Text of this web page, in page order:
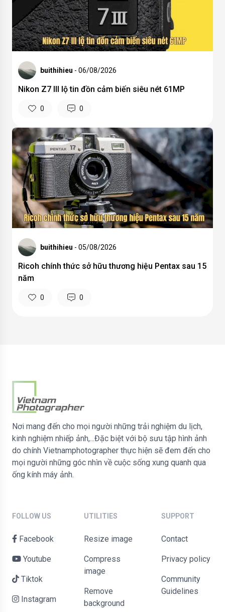
buithihieu - 06/08/2026
Nikon Z7 III lộ tin đồn cảm biến siêu nét 61MP
0 0
buithihieu - 05/08/2026
Ricoh chính thức sở hữu thương hiệu Pentax sau 15
năm
0 0
Nơi mang đến cho mọi người những trải nghiệm du lịch,
kinh nghiệm nhiếp ảnh,...Đặc biệt với bộ sưu tập hình ảnh
do chính Vietnamphotographer thực hiện sẽ đem đến cho
mọi người những góc nhìn về cuộc sống xung quanh qua
ống kính máy ảnh.
FOLLOW US
Facebook
Youtube
Tiktok
Instagram
UTILITIES
Resize image
Compress
image
Remove
background
SUPPORT
contact
Privacy policy
Community
Guidelines